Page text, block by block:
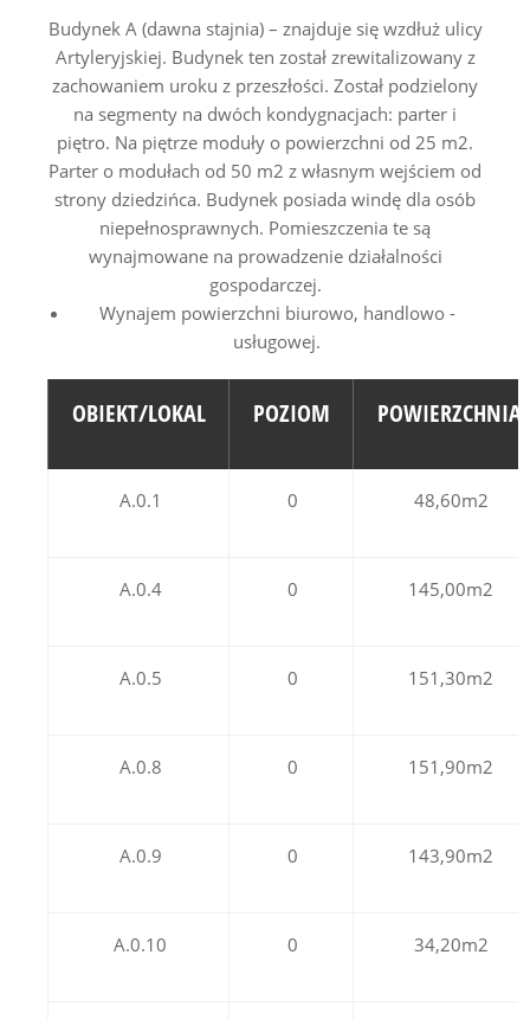
Budynek A (dawna stajnia) – znajduje się wzdłuż ulicy
Artyleryjskiej. Budynek ten został zrewitalizowany z
zachowaniem uroku z przeszłości. Został podzielony
na segmenty na dwóch kondygnacjach: parter i
piętro. Na piętrze moduły o powierzchni od 25 m2.
Parter o modułach od 50 m2 z własnym wejściem od
strony dziedzińca. Budynek posiada windę dla osób
niepełnosprawnych. Pomieszczenia te są
wynajmowane na prowadzenie działalności
gospodarczej.
Wynajem powierzchni biurowo, handlowo -
usługowej.
OBIEKT/LOKAL POZIOM POWIERZCHNIA
A.0.1 0 48,60m2
A.0.4 0 145,00m2
A.0.5 0 151,30m2
A.0.8 0 151,90m2
A.0.9 0 143,90m2
A.0.10 0 34,20m2